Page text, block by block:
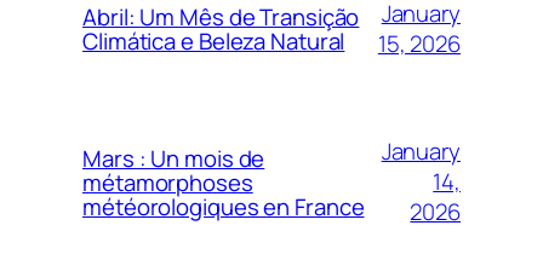
Abril: Um Mês de Transição
Climática e Beleza Natural
January
15, 2026
Mars : Un mois de
métamorphoses
météorologiques en France
January
14,
2026